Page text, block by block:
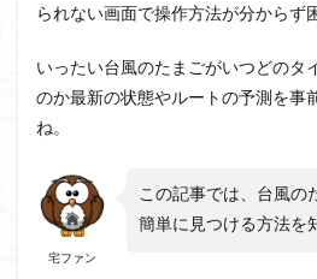
られない画面で操作方法が分からず
いったい台風のたまごがいつどのタ
のか最新の状態やルートの予測を事
ね。
宅ファン
この記事では、台風の
簡単に見つける方法を